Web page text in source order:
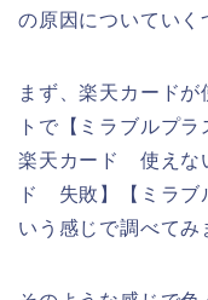
の原因についていく
まず、楽天カード
トで【ミラブルプ
楽天カード 使えな
ド 失敗】【ミラブ
いう感じで調べてみ